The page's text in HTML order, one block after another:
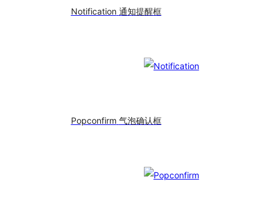
Notification 通知提醒框
Popconfirm 气泡确认框